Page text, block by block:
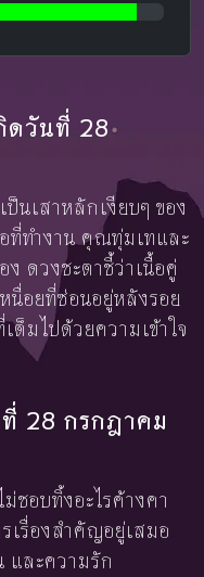
ดวันที่ 28
เสาหลักเงียบๆ ของ
ที่ทำงาน คุณทุ่มเทและ
ดวงชะตาชี้ว่าเนื้อคู่
นื่อยที่ซ่อนอยู่หลังรอย
มไปด้วยความเข้าใจ
28 กรกฎาคม
ชอบทิ้งอะไรค้างคา
เรื่องสำคัญอยู่เสมอ
และความรัก